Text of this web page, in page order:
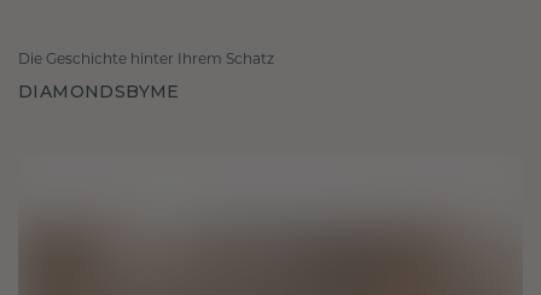
Die Geschichte hinter Ihrem Schatz
DIAMONDSBYME